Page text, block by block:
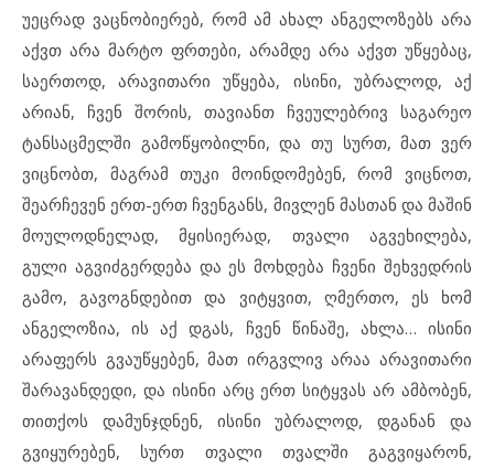
უეცრად ვაცნობიერებ, რომ ამ ახალ ანგელოზებს არა
აქვთ არა მარტო ფრთები, არამდე არა აქვთ უწყებაც,
საერთოდ, არავითარი უწყება, ისინი, უბრალოდ, აქ
არიან, ჩვენ შორის, თავიანთ ჩვეულებრივ საგარეო
ტანსაცმელში გამოწყობილნი, და თუ სურთ, მათ ვერ
ვიცნობთ, მაგრამ თუკი მოინდომებენ, რომ ვიცნოთ,
შეარჩევენ ერთ-ერთ ჩვენგანს, მივლენ მასთან და მაშინ
მოულოდნელად, მყისიერად, თვალი აგვეხილება,
გული აგვიძგერდება და ეს მოხდება ჩვენი შეხვედრის
გამო, გავოგნდებით და ვიტყვით, ღმერთო, ეს ხომ
ანგელოზია, ის აქ დგას, ჩვენ წინაშე, ახლა… ისინი
არაფერს გვაუწყებენ, მათ ირგვლივ არაა არავითარი
შარავანდედი, და ისინი არც ერთ სიტყვას არ ამბობენ,
თითქოს დამუნჯდნენ, ისინი უბრალოდ, დგანან და
გვიყურებენ, სურთ თვალი თვალში გაგვიყარონ,